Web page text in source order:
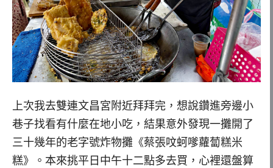
上次我去雙連文昌宮附近拜拜完，想說鑽進旁邊小
巷子找看有什麼在地小吃，結果意外發現一攤開了
三十幾年的老字號炸物攤《蔡張呅蚵嗲蘿蔔糕米
糕》。本來挑平日中午十二點多去買，心裡還盤算